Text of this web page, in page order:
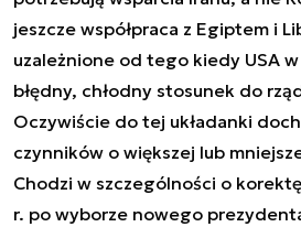
jeszcze współpraca z Egiptem i
uzależnione od tego kiedy USA
błędny, chłodny stosunek do
Oczywiście do tej układanki
czynników o większej lub
Chodzi w szczególności o
r. po wyborze nowego